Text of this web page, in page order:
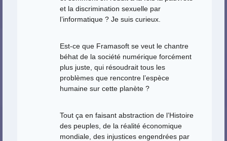
et la discrimination sexuelle par
l’informatique ? Je suis curieux.
Est-ce que Framasoft se veut le chantre
béhat de la société numérique forcément
plus juste, qui résoudrait tous les
problèmes que rencontre l’espèce
humaine sur cette planète ?
Tout ça en faisant abstraction de l’Histoire
des peuples, de la réalité économique
mondiale, des injustices engendrées par